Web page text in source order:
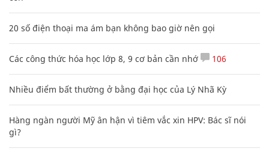
20 số điện thoại ma ám bạn không bao giờ nên gọi
Các công thức hóa học lớp 8, 9 cơ bản cần nhớ 106
Nhiều điểm bất thường ở bằng đại học của Lý Nhã Kỳ
Hàng ngàn người Mỹ ân hận vì tiêm vắc xin HPV: Bác sĩ nói
gì?